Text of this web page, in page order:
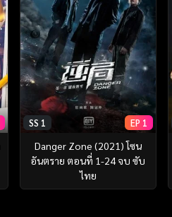
SS 1 EP 1
Danger Zone (2021) โซน
อันตราย ตอนที่ 1-24 จบ ซับ
ไทย